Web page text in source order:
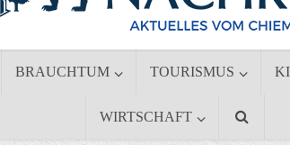
BRAUCHTUM TOURISMUS
WIRTSCHAFT